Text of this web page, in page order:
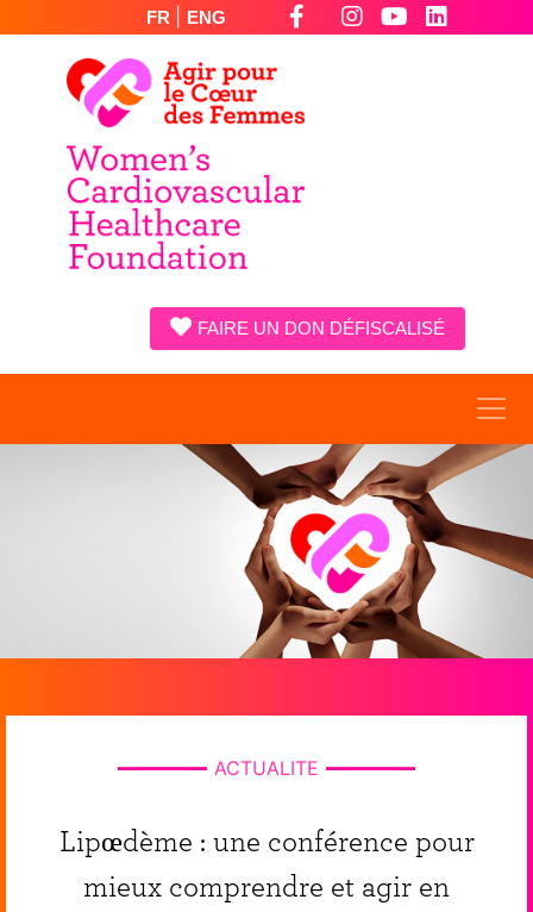
FR ENG
FAIRE UN DON DÉFISCALISÉ
ACTUALITE
Lipœdème : une conférence pour
mieux comprendre et agir en